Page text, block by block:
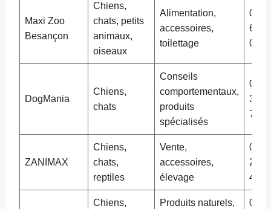
Maxi Zoo
Besançon
Chiens,
chats, petits
animaux,
oiseaux
Alimentation,
accessoires,
toilettage
03
66
00
DogMania
Chiens,
chats
Conseils
comportementaux,
produits
spécialisés
06
34
78
ZANIMAX
Chiens,
chats,
reptiles
Vente,
accessoires,
élevage
03
22
44
Chiens,
Produits naturels,
03